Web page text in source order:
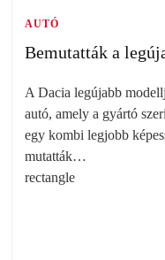
AUTÓ
Bemutatták a
A Dacia legújabb
autó, amely a gyártó
egy kombi legjobb
mutatták…
rectangle